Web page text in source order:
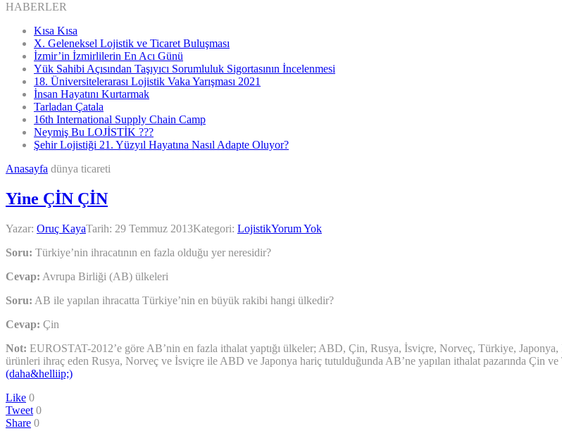
HABERLER
Kısa Kısa
X. Geleneksel Lojistik ve Ticaret Buluşması
İzmir’in İzmirlilerin En Acı Günü
Yük Sahibi Açısından Taşıyıcı Sorumluluk Sigortasının İncelenmesi
18. Üniversitelerarası Lojistik Vaka Yarışması 2021
İnsan Hayatını Kurtarmak
Tarladan Çatala
16th International Supply Chain Camp
Neymiş Bu LOJİSTİK ???
Şehir Lojistiği 21. Yüzyıl Hayatına Nasıl Adapte Oluyor?
Anasayfa dünya ticareti
Yine ÇİN ÇİN
Yazar: Oruç KayaTarih: 29 Temmuz 2013Kategori: LojistikYorum Yok
Soru: Türkiye’nin ihracatının en fazla olduğu yer neresidir?
Cevap: Avrupa Birliği (AB) ülkeleri
Soru: AB ile yapılan ihracatta Türkiye’nin en büyük rakibi hangi ülkedir?
Cevap: Çin
Not: EUROSTAT-2012’e göre AB’nin en fazla ithalat yaptığı ülkeler; ABD, Çin, Rusya, İsviçre, Norveç, Türkiye,
ürünleri ihraç eden Rusya, Norveç ve İsviçre ile ABD ve Japonya hariç tutulduğunda AB’ne yapılan ithalat pazarında Çin
(daha&helliip;)
Like 0
Tweet 0
Share 0